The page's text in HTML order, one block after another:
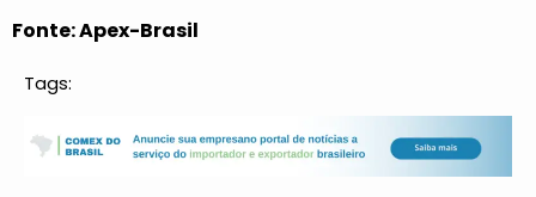
Fonte: Apex-Brasil
Tags: